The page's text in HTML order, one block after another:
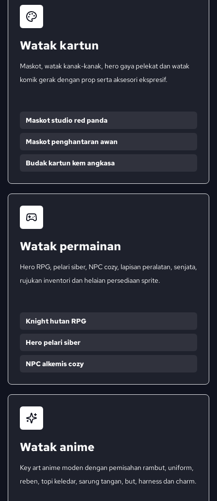
Watak kartun
Maskot, watak kanak-kanak, hero gaya pelekat dan watak
komik gerak dengan prop serta aksesori ekspresif.
Maskot studio red panda
Maskot penghantaran awan
Budak kartun kem angkasa
Watak permainan
Hero RPG, pelari siber, NPC cozy, lapisan peralatan, senjata,
rujukan inventori dan helaian persediaan sprite.
Knight hutan RPG
Hero pelari siber
NPC alkemis cozy
Watak anime
Key art anime moden dengan pemisahan rambut, uniform,
reben, topi keledar, sarung tangan, but, harness dan charm.